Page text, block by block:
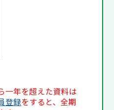
一年を超えた資料は
登録をすると、全期